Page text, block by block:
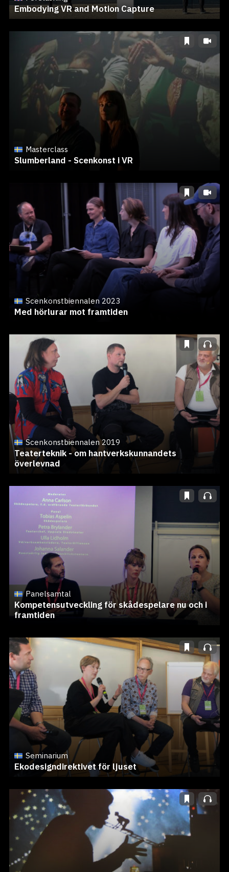
Embodying VR and Motion Capture
Masterclass
Slumberland - Scenkonst i VR
Scenkonstbiennalen 2023
Med hörlurar mot framtiden
Scenkonstbiennalen 2019
Teaterteknik - om hantverkskunnandets
överlevnad
Panelsamtal
Kompetensutveckling för skådespelare nu och i
framtiden
Seminarium
Ekodesigndirektivet för ljuset